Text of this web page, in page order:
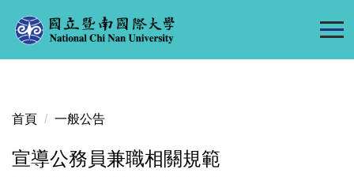
到
區
首頁 一般公告
宣導公務員兼職相關規範